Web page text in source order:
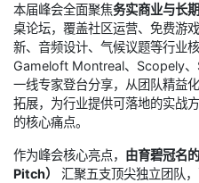
本届峰会全面聚焦务实商业与长
桌论坛，覆盖社区运营、免费游
新、音频设计、气候议题等行业
Gameloft Montreal、Scopely、
一线专家登台分享，从团队精益
拓展，为行业提供可落地的实战
的核心痛点。
作为峰会核心亮点， 由育碧冠名
Pitch）
汇聚五支顶尖独立团队